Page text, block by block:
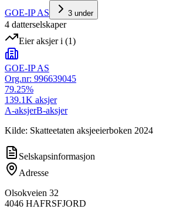
GOE-IP AS
3 under
4 datterselskaper
Eier aksjer i (1)
GOE-IP AS
Org.nr: 996639045
79.25%
139.1K aksjer
A-aksjerB-aksjer
Kilde: Skatteetaten aksjeeierboken 2024
Selskapsinformasjon
Adresse
Olsokveien 32
4046 HAFRSFJORD